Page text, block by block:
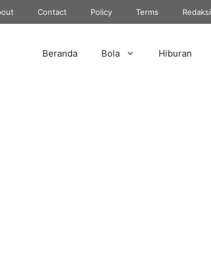
Contact Policy Terms Redaksi
Beranda Bola Hiburan